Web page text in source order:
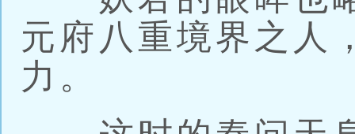
元府八重境界之人
力。